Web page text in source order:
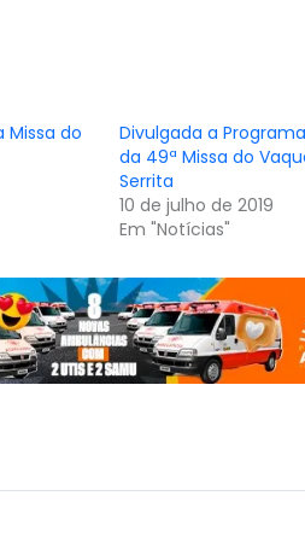
Missa do
Divulgada a
da 49ª Missa do
Serrita
10 de julho de 2019
Em "Notícias"